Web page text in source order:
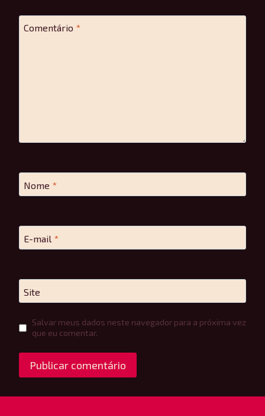
Comentário *
Nome *
E-mail *
Site
Salvar meus dados neste navegador para a próxima vez
que eu comentar.